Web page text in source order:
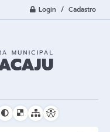
Login / Cadastro